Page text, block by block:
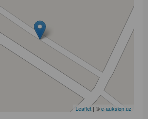
Leaflet | ©e-auksion.uz